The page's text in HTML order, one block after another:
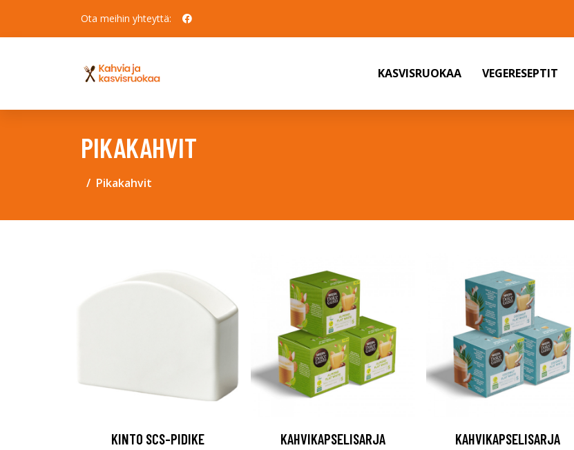
Ota meihin yhteyttä:
KASVISRUOKAA VEGERESEPTIT
PIKAKAHVIT
Pikakahvit
KINTO SCS-PIDIKE
KAHVIKAPSELISARJA
KAHVIKAPSELISARJA